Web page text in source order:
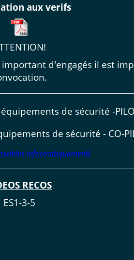
aux verifs
d'engagés il est
de sécurité -
de sécurité - CO-
informatiquement)
RECOS
ES1-3-5